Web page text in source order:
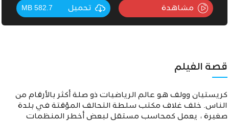
مشاهدة تحميل 582.7 MB
قصة الفيلم
كريستيان وولف هو عالم الرياضيات ذو صلة أكثر بالأرقام من
الناس. خلف غلاف مكتب سلطة التحالف المؤقتة في بلدة
صغيرة ، يعمل كمحاسب مستقل لبعض أخطر المنظمات